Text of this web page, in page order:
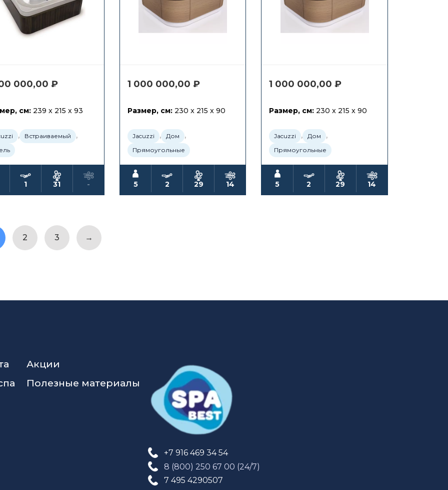
000,00 ₽
см:239 x 215 x 93
, Встраиваемый ,
1 31 -
1 000 000,00 ₽
Размер, см:230 x 215 x 90
Jacuzzi , Дом ,
Прямоугольные
5 2 29 14
1 000 000,00₽
Размер, см: 230 x 215 x 90
Jacuzzi , Дом ,
Прямоугольные
5 2 29 14
2 3 →
Акции
Полезные материалы
+7 916 469 34 54
8 (800) 250 67 00 (24/7)
7 495 4290507